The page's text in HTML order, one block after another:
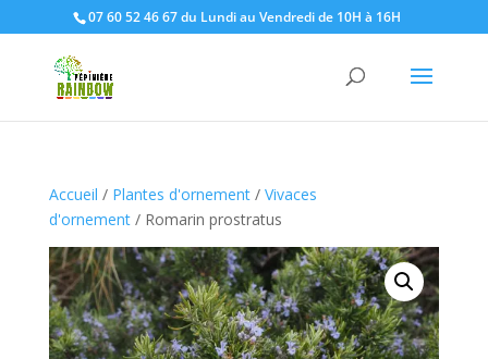
07 60 52 46 67 du Lundi au Vendredi de 10H à 16H
Accueil / Plantes d'ornement/ Vivaces
d'ornement/ Romarin prostratus